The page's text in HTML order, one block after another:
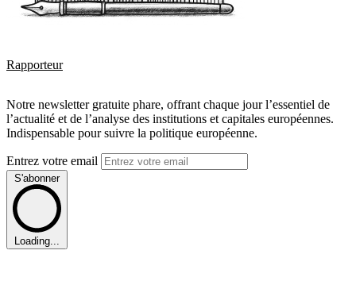
Rapporteur
Notre newsletter gratuite phare, offrant chaque jour l’essentiel de
l’actualité et de l’analyse des institutions et capitales européennes.
Indispensable pour suivre la politique européenne.
Entrez votre email
S'abonner
Loading...